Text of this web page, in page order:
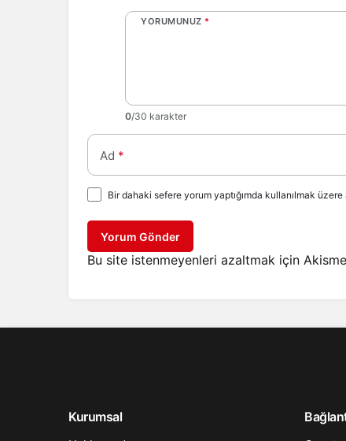
YORUMUNUZ *
0/30 karakter
Ad *
Bir dahaki sefere yorum yaptığımda kullanılmak
Yorum Gönder
Bu site istenmeyenleri azaltmak için
Kurumsal